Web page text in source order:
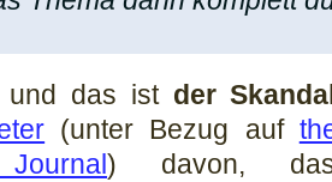
und das ist der
(unter Bezug auf
) davon,